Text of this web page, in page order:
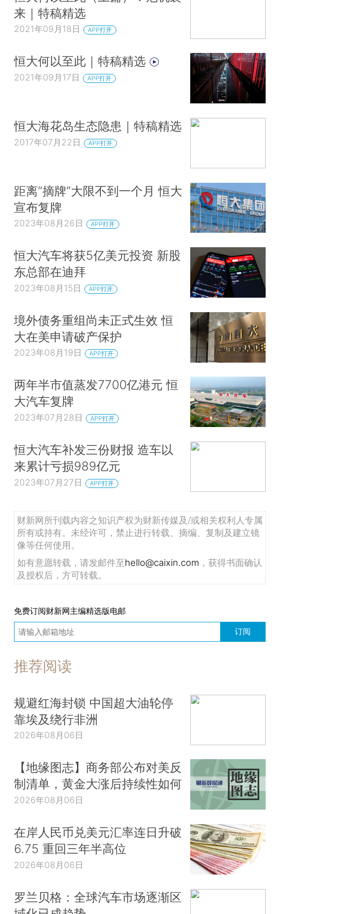
来｜特稿精选
2021年09月18日 APP打开
恒大何以至此｜特稿精选
2021年09月17日 APP打开
恒大海花岛生态隐患｜特稿精选
2017年07月22日 APP打开
距离“摘牌”大限不到一个月 恒大
宣布复牌
2023年08月26日 APP打开
恒大汽车将获5亿美元投资 新股
东总部在迪拜
2023年08月15日 APP打开
境外债务重组尚未正式生效 恒
大在美申请破产保护
2023年08月19日 APP打开
两年半市值蒸发7700亿港元 恒
大汽车复牌
2023年07月28日 APP打开
恒大汽车补发三份财报 造车以
来累计亏损989亿元
2023年07月27日 APP打开
财新网所刊载内容之知识产权为财新传媒及/或相关权利人专属
所有或持有。未经许可，禁止进行转载、摘编、复制及建立镜
像等任何使用。
如有意愿转载，请发邮件至hello@caixin.com ，获得书面确认
及授权后，方可转载。
免费订阅财新网主编精选版电邮
订阅
推荐阅读
规避红海封锁 中国超大油轮停
靠埃及绕行非洲
2026年08月06日
【地缘图志】商务部公布对美反
制清单，黄金大涨后持续性如何
2026年08月06日
在岸人民币兑美元汇率连日升破
6.75 重回三年半高位
2026年08月06日
罗兰贝格：全球汽车市场逐渐区